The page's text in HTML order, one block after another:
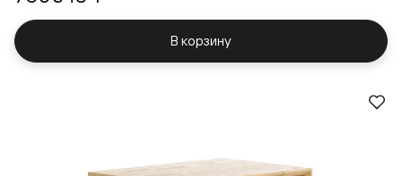
В корзину